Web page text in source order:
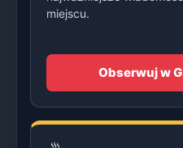
miejscu.
Obserwuj w